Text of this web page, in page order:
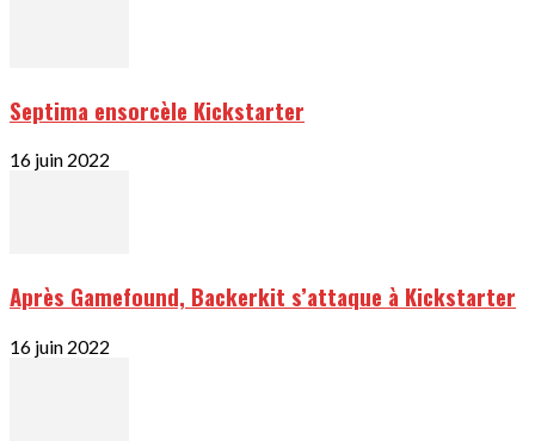
Septima ensorcèle Kickstarter
16 juin 2022
Après Gamefound, Backerkit s’attaque à Kickstarter
16 juin 2022